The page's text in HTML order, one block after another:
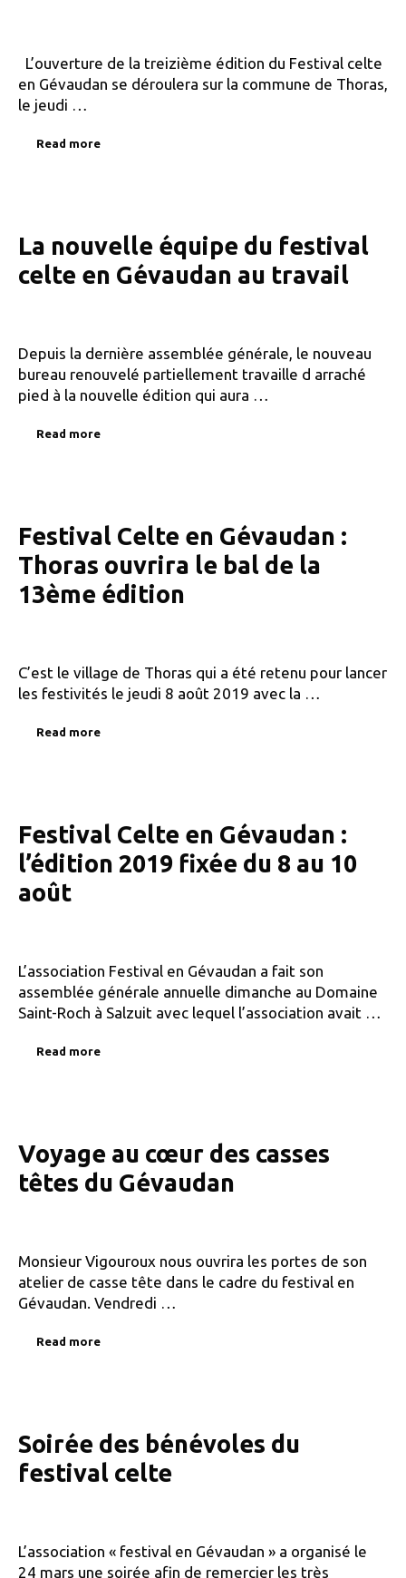
L’ouverture de la treizième édition du Festival celte
en Gévaudan se déroulera sur la commune de Thoras,
le jeudi …
Read more
La nouvelle équipe du festival
celte en Gévaudan au travail
Depuis la dernière assemblée générale, le nouveau
bureau renouvelé partiellement travaille d arraché
pied à la nouvelle édition qui aura …
Read more
Festival Celte en Gévaudan :
Thoras ouvrira le bal de la
13ème édition
C’est le village de Thoras qui a été retenu pour lancer
les festivités le jeudi 8 août 2019 avec la …
Read more
Festival Celte en Gévaudan :
l’édition 2019 fixée du 8 au 10
août
L’association Festival en Gévaudan a fait son
assemblée générale annuelle dimanche au Domaine
Saint-Roch à Salzuit avec lequel l’association avait …
Read more
Voyage au cœur des casses
têtes du Gévaudan
Monsieur Vigouroux nous ouvrira les portes de son
atelier de casse tête dans le cadre du festival en
Gévaudan. Vendredi …
Read more
Soirée des bénévoles du
festival celte
L’association « festival en Gévaudan » a organisé le
24 mars une soirée afin de remercier les très